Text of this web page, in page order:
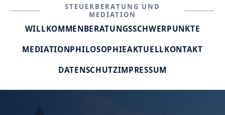
STEUERBERATUNG UND
MEDIATION
WILLKOMMENBERATUNGSSCHWERPUNKTE
MEDIATIONPHILOSOPHIEAKTUELLKONTAKT
DATENSCHUTZIMPRESSUM